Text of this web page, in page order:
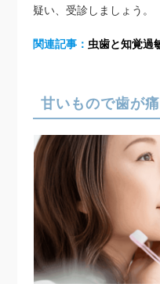
疑い、受診しましょう。
関連記事： 虫歯と知覚過
甘いもので歯が